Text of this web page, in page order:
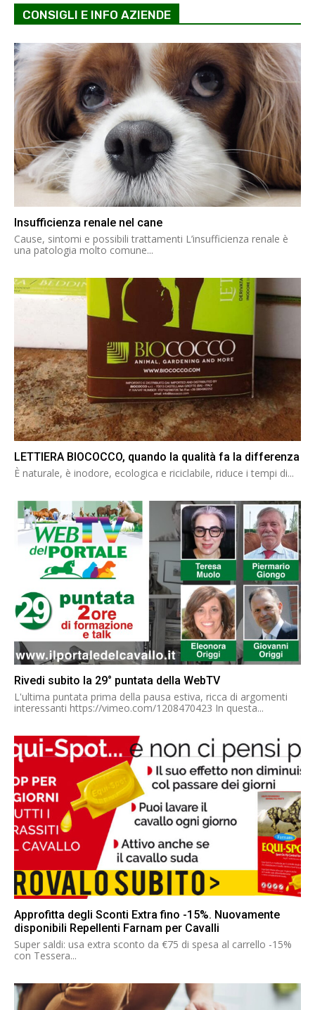
CONSIGLI E INFO AZIENDE
Insufficienza renale nel cane
Cause, sintomi e possibili trattamenti L’insufficienza renale è
una patologia molto comune...
LETTIERA BIOCOCCO, quando la qualità fa la differenza
È naturale, è inodore, ecologica e riciclabile, riduce i tempi di...
Rivedi subito la 29° puntata della WebTV
L'ultima puntata prima della pausa estiva, ricca di argomenti
interessanti https://vimeo.com/1208470423 In questa...
Approfitta degli Sconti Extra fino -15%. Nuovamente
disponibili Repellenti Farnam per Cavalli
Super saldi: usa extra sconto da €75 di spesa al carrello -15%
con Tessera...